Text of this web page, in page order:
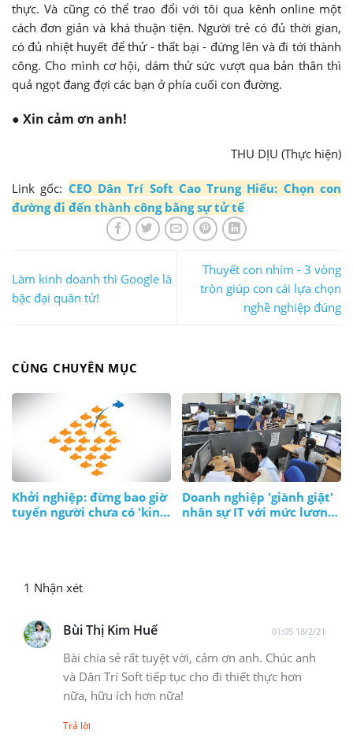
thực. Và cũng có thể trao đổi với tôi qua kênh online một
cách đơn giản và khá thuận tiện. Người trẻ có đủ thời gian,
có đủ nhiệt huyết để thử - thất bại - đứng lên và đi tới thành
công. Cho mình cơ hội, dám thử sức vượt qua bản thân thì
quả ngọt đang đợi các bạn ở phía cuối con đường.
● Xin cảm ơn anh!
THU DỊU (Thực hiện)
Link gốc: CEO Dân Trí Soft Cao Trung Hiếu: Chọn con
đường đi đến thành công bằng sự tử tế
Làm kinh doanh thì Google là
bậc đại quân tử!
Thuyết con nhím - 3 vòng
tròn giúp con cái lựa chọn
nghề nghiệp đúng
CÙNG CHUYÊN MỤC
Khởi nghiệp: đừng bao giờ
tuyển người chưa có 'kinh
Doanh nghiệp 'giành giật'
nhân sự IT với mức lương
1 Nhận xét
Bùi Thị Kim Huế 01:05 18/2/21
Bài chia sẻ rất tuyệt vời, cảm ơn anh. Chúc anh
và Dân Trí Soft tiếp tục cho đi thiết thực hơn
nữa, hữu ích hơn nữa!
Trả lời